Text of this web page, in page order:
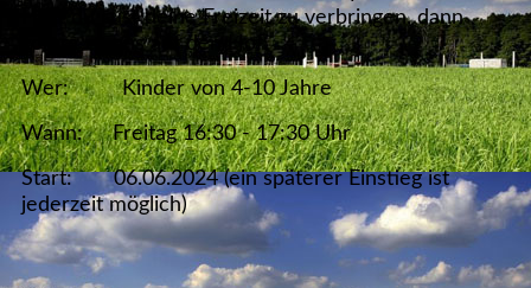
Hast du Lust deine Freizeit zu verbringen, dann
komm zu uns auf den Hof.
Wer: Kinder von 4-10 Jahre
Wann: Freitag 16:30 - 17:30 Uhr
Start: 06.06.2024 (ein späterer Einstieg ist
jederzeit möglich)